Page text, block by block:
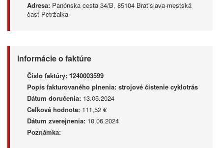
Adresa: Panónska cesta 34/B, 85104 Bratislava-mestská
časť Petržalka
Informácie o faktúre
Číslo faktúry: 1240003599
Popis fakturovaného plnenia: strojové čistenie cyklotrás
Dátum doručenia: 13.05.2024
Celková hodnota: 111,52 €
Dátum zverejnenia: 10.06.2024
Poznámka: